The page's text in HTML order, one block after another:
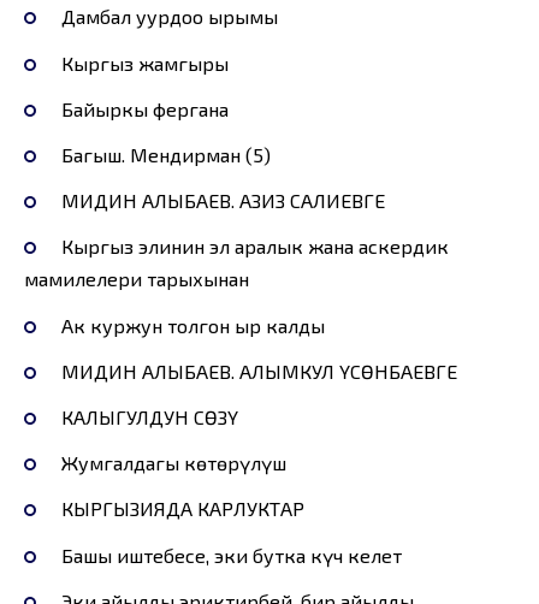
Дамбал уурдоо ырымы
Кыргыз жамгыры
Байыркы фергана
Багыш. Мендирман (5)
МИДИН АЛЫБАЕВ. АЗИЗ САЛИЕВГЕ
Кыргыз элинин эл аралык жана аскердик
мамилелери тарыхынан
Ак куржун толгон ыр калды
МИДИН АЛЫБАЕВ. АЛЫМКУЛ ҮСӨНБАЕВГЕ
КАЛЫГУЛДУН СӨЗҮ
Жумгалдагы көтөрүлүш
КЫРГЫЗИЯДА КАРЛУКТАР
Башы иштебесе, эки бутка күч келет